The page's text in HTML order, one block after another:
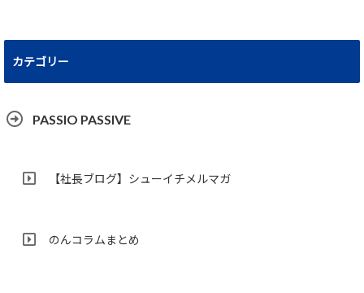
カテゴリー
PASSIO PASSIVE
【社長ブログ】シューイチメルマガ
のんコラムまとめ